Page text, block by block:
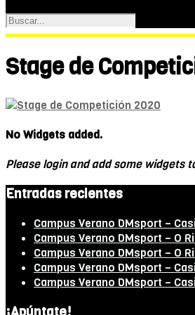
Stage de
No Widgets added.
Please login and add some widgets
Entradas recientes
Campus Verano DMsport –
Campus Verano DMsport – O
Campus Verano DMsport – O
Campus Verano DMsport –
Campus Verano DMsport –